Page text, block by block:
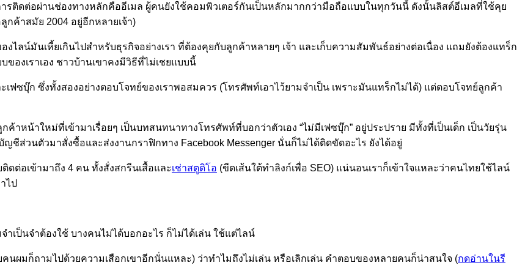
ารติดต่อผ่านช่องทางหลักคืออีเมล ผู้คนยังใช้คอมพิวเตอร์กันเป็นหลักมากกว่ามือถือแบบในทุกวันนี้ ดังนั้นลิสต์อีเมลที่ใช้คุย
กค้าสมัย 2004 อยู่อีกหลายเจ้า)
ไลน์มันเหี้ยเกินไปสำหรับธุรกิจอย่างเรา ที่ต้องคุยกับลูกค้าหลายๆ เจ้า และเก็บความสัมพันธ์อย่างต่อเนื่อง แถมยังต้องแทร็ก
ของเราเอง ชาวบ้านเขาคงมีวิธีที่ไม่เชยแบบนี้
ฟซบุ๊ก ซึ่งทั้งสองอย่างตอบโจทย์ของเราพอสมควร (โทรศัพท์เอาไว้ยามจำเป็น เพราะมันแทร็กไม่ได้) แต่ตอบโจทย์ลูกค้า
หน้าใหม่ที่เข้ามาเรื่อยๆ เป็นบทสนทนาทางโทรศัพท์ที่บอกว่าตัวเอง “ไม่มีเฟซบุ๊ก” อยู่ประปราย มีทั้งที่เป็นเด็ก เป็นวัยรุ่น
ส่วนตัวมาสั่งซื้อและส่งงานกราฟิกทาง Facebook Messenger นั่นก็ไม่ได้ติดขัดอะไร ยังได้อยู่
ต่อเข้ามาถึง 4 คน ทั้งสั่งสกรีนเสื้อและเช่าสตูดิโอ (ขีดเส้นใต้ทำลิงก์เพื่อ SEO) แน่นอนเราก็เข้าใจแหละว่าคนไทยใช้ไลน์
ไป
เป็นจำต้องใช้ บางคนไม่ได้บอกอะไร ก็ไม่ได้เล่น ใช้แต่ไลน์
ผมก็ถามไปด้วยความเสือกเขาอีกนั่นแหละ) ว่าทำไมถึงไม่เล่น หรือเลิกเล่น คำตอบของหลายคนก็น่าสนใจ (กดอ่านในรี